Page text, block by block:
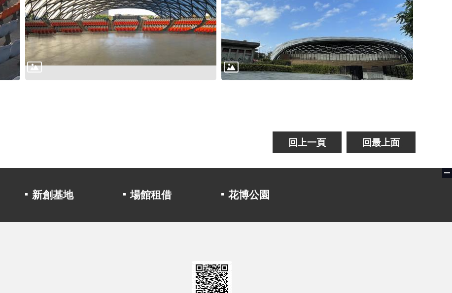
回上一頁 回最上面
新創基地 場館租借 花博公園